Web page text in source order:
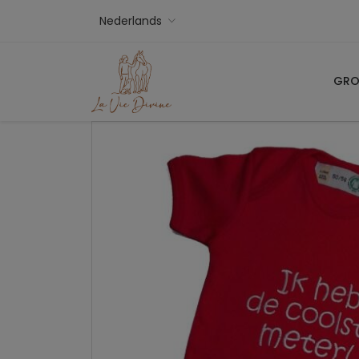
Nederlands